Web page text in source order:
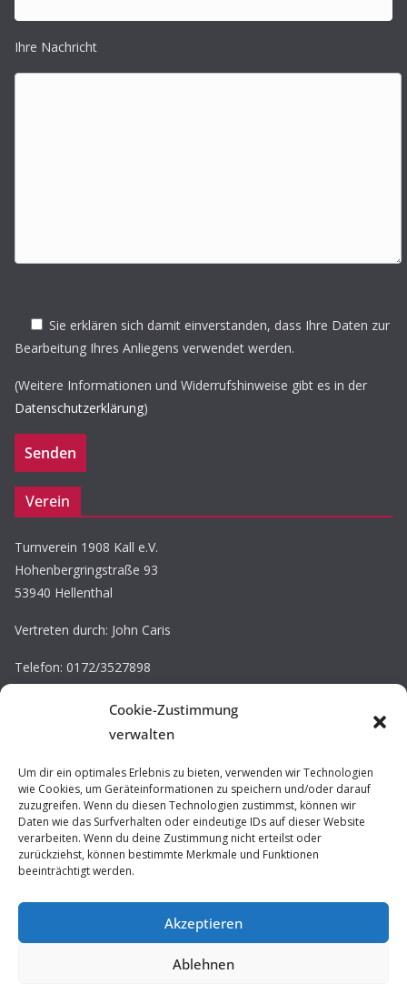
Cookie-Zustimmung
verwalten
Um dir ein optimales Erlebnis zu bieten, verwenden wir Technologien
wie Cookies, um Geräteinformationen zu speichern und/oder darauf
zuzugreifen. Wenn du diesen Technologien zustimmst, können wir
Daten wie das Surfverhalten oder eindeutige IDs auf dieser Website
verarbeiten. Wenn du deine Zustimmung nicht erteilst oder
zurückziehst, können bestimmte Merkmale und Funktionen
beeinträchtigt werden.
Akzeptieren
Ablehnen
Ihre Nachricht
Sie erklären sich damit einverstanden, dass Ihre Daten zur
Bearbeitung Ihres Anliegens verwendet werden.
(Weitere Informationen und Widerrufshinweise gibt es in der
Datenschutzerklärung)
Verein
Turnverein 1908 Kall e.V.
Hohenbergringstraße 93
53940 Hellenthal
Vertreten durch: John Caris
Telefon: 0172/3527898
E-Mail: john.caris@tv-kall.de
Eintragung im Vereinsregister.
Registernummer: VR 30220
Impressum / Datenschutz
Prävention